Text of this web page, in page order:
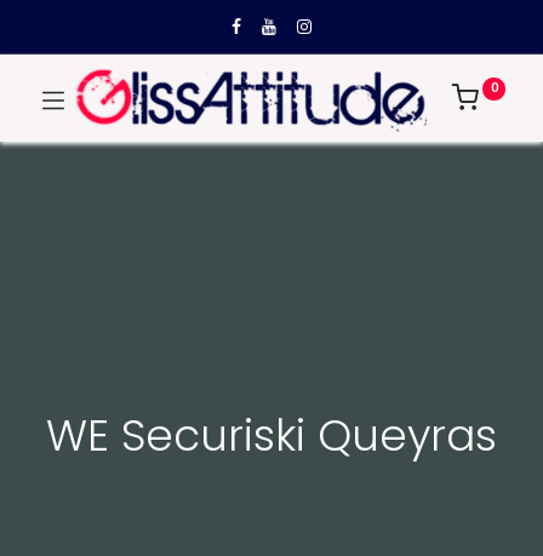
0
WE Securiski Queyras